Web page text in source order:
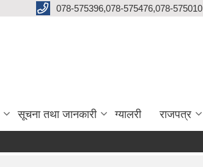
078-575396,078-575476,078-575010
सूचना तथा जानकारी ग्यालरी राजपत्र